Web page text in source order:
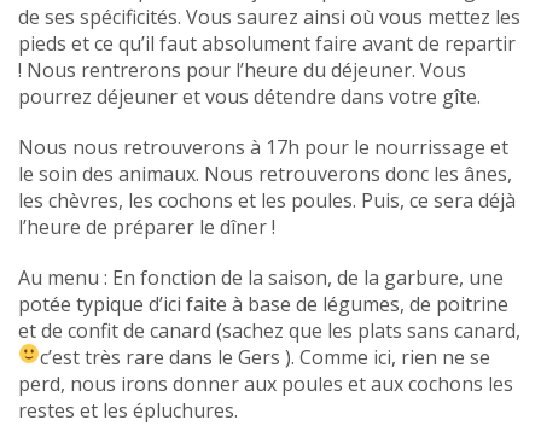
de ses spécificités. Vous saurez ainsi où vous mettez les
pieds et ce qu’il faut absolument faire avant de repartir
! Nous rentrerons pour l’heure du déjeuner. Vous
pourrez déjeuner et vous détendre dans votre gîte.
Nous nous retrouverons à 17h pour le nourrissage et
le soin des animaux. Nous retrouverons donc les ânes,
les chèvres, les cochons et les poules. Puis, ce sera déjà
l’heure de préparer le dîner !
Au menu : En fonction de la saison, de la garbure, une
potée typique d’ici faite à base de légumes, de poitrine
et de confit de canard (sachez que les plats sans canard,
c’est très rare dans le Gers). Comme ici, rien ne se
perd, nous irons donner aux poules et aux cochons les
restes et les épluchures.